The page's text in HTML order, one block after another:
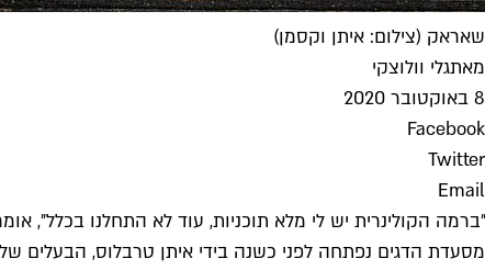
שאראק (צילום: איתן וקסמן)
מאתגלי וולוצקי
8 באוקטובר 2020
Facebook
Twitter
Email
״ברמה הקולינרית יש לי מלא תוכניות, עוד לא התחלנו
מסעדת הדגים נפתחה לפני כשנה בידי איתן טרבלוס, הבעלים של